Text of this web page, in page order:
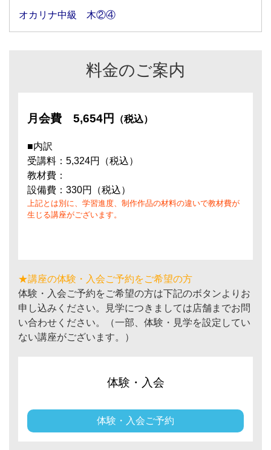
オカリナ中級 木②④
料金のご案内
月会費 5,654円 （税込）
■内訳
受講料：5,324円（税込）
教材費：
設備費：330円（税込）
上記とは別に、学習進度、制作作品の材料の違いで教材費が
生じる講座がございます。
★講座の体験・入会ご予約をご希望の方
体験・入会ご予約をご希望の方は下記のボタンよりお
申し込みください。見学につきましては店舗までお問
い合わせください。（一部、体験・見学を設定してい
ない講座がございます。）
体験・入会
体験・入会ご予約